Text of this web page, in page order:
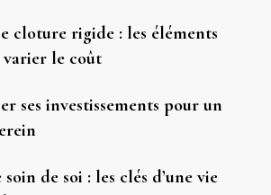
cloture rigide : les éléments
le coût
ses investissements pour un
de soi : les clés d’une vie